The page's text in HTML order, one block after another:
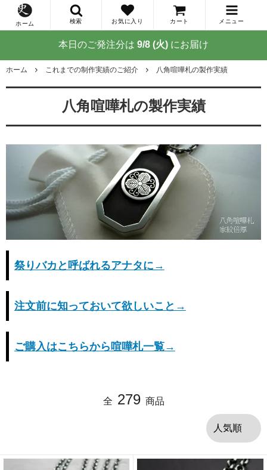
ホーム 検索 お気に入り カート メニュー
本日のご発注分は 9/8 (火) にお届け
ホーム これまでの制作実績のご紹介 八角喧嘩札の製作実績
八角喧嘩札の製作実績
祭りバカと呼ばれるアナタに→
注文前に知っておいて欲しいこと→
ご購入はこちらから喧嘩札一覧→
全 279 商品